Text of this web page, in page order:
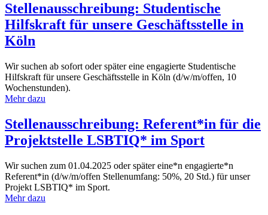
Stellenausschreibung: Studentische
Hilfskraft für unsere Geschäftsstelle in
Köln
Wir suchen ab sofort oder später eine engagierte Studentische
Hilfskraft für unsere Geschäftsstelle in Köln (d/w/m/offen, 10
Wochenstunden).
Mehr dazu
Stellenausschreibung: Referent*in für die
Projektstelle LSBTIQ* im Sport
Wir suchen zum 01.04.2025 oder später eine*n engagierte*n
Referent*in (d/w/m/offen Stellenumfang: 50%, 20 Std.) für unser
Projekt LSBTIQ* im Sport.
Mehr dazu